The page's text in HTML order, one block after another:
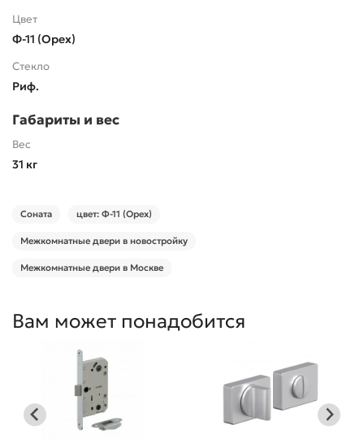
Цвет
Ф-11 (Орех)
Стекло
Риф.
Габариты и вес
Вес
31 кг
Соната цвет: Ф-11 (Орех)
Межкомнатные двери в новостройку
Межкомнатные двери в Москве
Вам может понадобится